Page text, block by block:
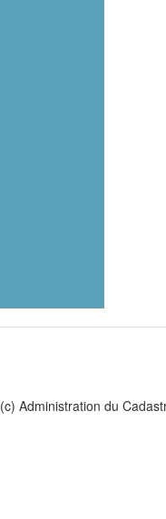
(c) Administration du